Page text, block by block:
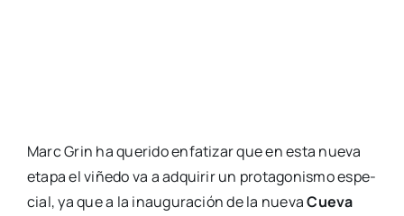
Marc Grin ha que­ri­do enfa­ti­zar que en esta nue­va
eta­pa el viñe­do va a adqui­rir un pro­ta­go­nis­mo espe­
cial, ya que a la inau­gu­ra­ción de la nue­vaCue­va